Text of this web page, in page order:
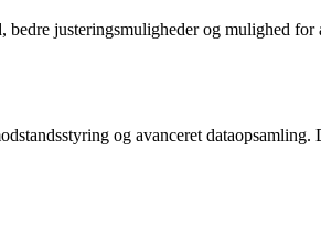
justeringsmuligheder og mulighed
og avanceret